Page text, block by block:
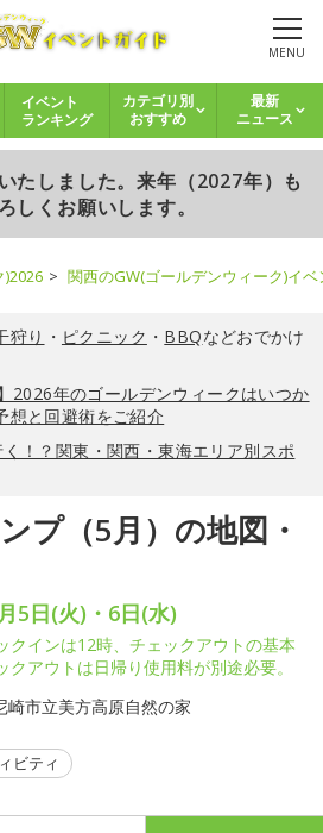
MENU
イベント
ランキング
カテゴリ別
おすすめ
最新
ニュース
たしました。来年（2027年）も
しくお願いします。
関西のGW(ゴールデンウィーク)イ
狩り ・ ピクニック ・ BBQなどおでかけ
2026年のゴールデンウィークはいつか
想と回避術をご紹介
！？関東・関西・東海エリア別スポ
プ（5月）の地図・
5日(火)・6日(水)
クインは12時、チェックアウトの基本
アウトは日帰り使用料が別途必要。
崎市立美方高原自然の家
ビティ